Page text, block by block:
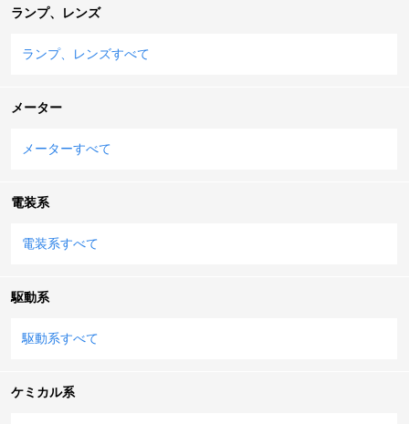
ランプ、レンズ
ランプ、レンズすべて
メーター
メーターすべて
電装系
電装系すべて
駆動系
駆動系すべて
ケミカル系